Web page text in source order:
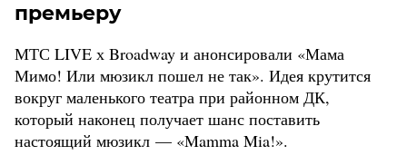
премьеру
МТС LIVE х Broadway и анонсировали «Мама
Мимо! Или мюзикл пошел не так». Идея крутится
вокруг маленького театра при районном ДК,
который наконец получает шанс поставить
настоящий мюзикл — «Mamma Mia!».